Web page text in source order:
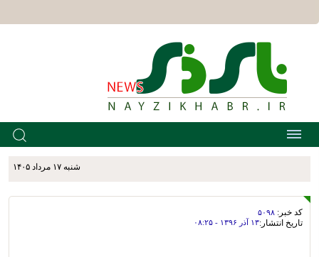
شنبه ۱۷ مرداد ۱۴۰۵
کد خبر: ۵۰۹۸
تاریخ انتشار:۱۳ آذر ۱۳۹۶ - ۰۸:۲۵